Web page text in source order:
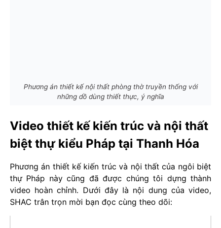
Phương án thiết kế nội thất phòng thờ truyền thống với
những dồ dùng thiết thực, ý nghĩa
Video thiết kế kiến trúc và nội thất
biệt thự kiểu Pháp tại Thanh Hóa
Phương án thiết kế kiến trúc và nội thất của ngôi biệt
thự Pháp này cũng đã được chúng tôi dựng thành
video hoàn chỉnh. Dưới đây là nội dung của video,
SHAC trân trọn mời bạn đọc cùng theo dõi: